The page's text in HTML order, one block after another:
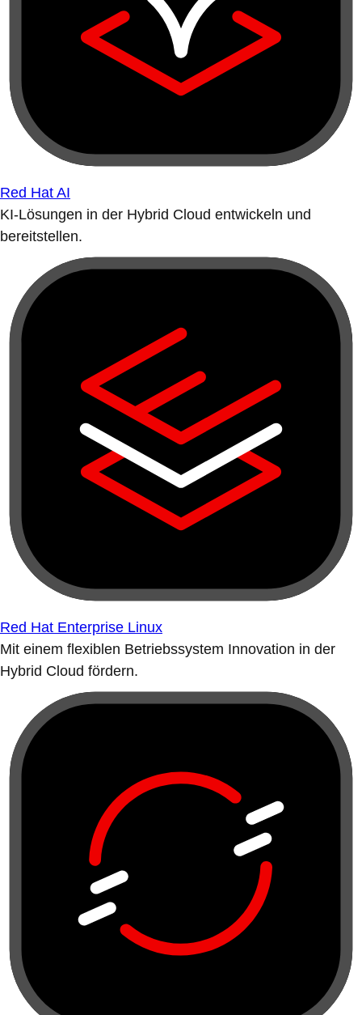
Red Hat AI
KI-Lösungen in der Hybrid Cloud entwickeln und
bereitstellen.
Red Hat Enterprise Linux
Mit einem flexiblen Betriebssystem Innovation in der
Hybrid Cloud fördern.